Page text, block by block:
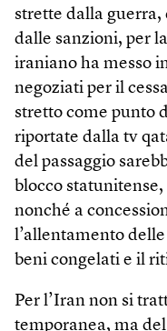
strette dalla
dalle sanzioni, per
iraniano ha messo
negoziati per il
stretto come punto
riportate dalla tv
del passaggio
blocco
nonché a
l’allentamento
beni congelati e il
Per l’Iran non si
temporanea, ma